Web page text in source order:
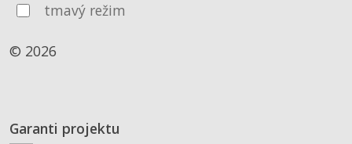
tmavý režim
© 2026
Garanti projektu